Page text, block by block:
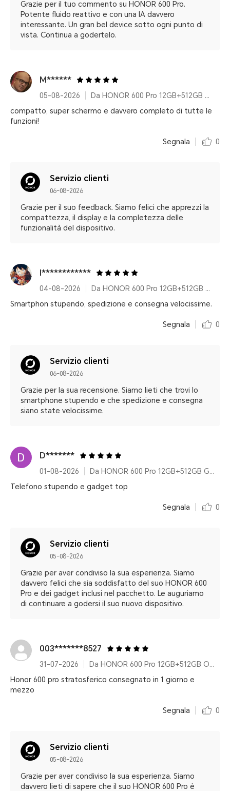
Grazie per il tuo commento su HONOR 600 Pro.
Potente fluido reattivo e con una IA davvero
interessante. Un gran bel device sotto ogni punto di
vista. Continua a godertelo.
M******
05-08-2026
Da HONOR 600 Pro 12GB+512GB Golden White With 100w Charger
compatto, super schermo e davvero completo di tutte le
funzioni!
Segnala 0
Servizio clienti
06-08-2026
Grazie per il suo feedback. Siamo felici che apprezzi la
compattezza, il display e la completezza delle
funzionalità del dispositivo.
I************
04-08-2026
Da HONOR 600 Pro 12GB+512GB Orange With 100w Charger
Smartphon stupendo, spedizione e consegna velocissime.
Segnala 0
Servizio clienti
06-08-2026
Grazie per la sua recensione. Siamo lieti che trovi lo
smartphone stupendo e che spedizione e consegna
siano state velocissime.
D*******
01-08-2026
Da HONOR 600 Pro 12GB+512GB Golden Pacchetto
Telefono stupendo e gadget top
Segnala 0
Servizio clienti
05-08-2026
Grazie per aver condiviso la sua esperienza. Siamo
davvero felici che sia soddisfatto del suo HONOR 600
Pro e dei gadget inclusi nel pacchetto. Le auguriamo
di continuare a godersi il suo nuovo dispositivo.
003*******8527
31-07-2026
Da HONOR 600 Pro 12GB+512GB Orange With 100w Charger
Honor 600 pro stratosferico consegnato in 1 giorno e
mezzo
Segnala 0
Servizio clienti
05-08-2026
Grazie per aver condiviso la sua esperienza. Siamo
davvero lieti di sapere che il suo HONOR 600 Pro è